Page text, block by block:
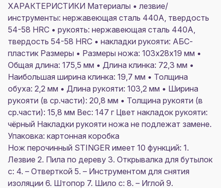
ХАРАКТЕРИСТИКИ Материалы • лезвие/
инструменты: нержавеющая сталь 440A, твердость
54-58 HRC • рукоять: нержавеющая сталь 440A,
твердость 54-58 HRC • накладки рукояти: АБС-
пластик Размеры • Размеры ножа: 103х28х19 мм •
Общая длина: 175,5 мм • Длина клинка: 72,3 мм •
Наибольшая ширина клинка: 19,7 мм • Толщина
обуха: 2,2 мм • Длина рукояти: 103,2 мм • Ширина
рукояти (в ср.части): 20,8 мм • Толщина рукояти (в
ср.части): 15,8 мм Вес: 147 г Цвет накладок рукояти:
чёрный Накладки рукояти ножа не подлежат замене.
Упаковка: картонная коробка
Нож перочинный STINGER имеет 10 функций: 1.
Лезвие 2. Пила по дереву 3. Открывалка для бутылок
с: 4. – Отверткой 5. – Инструментом для снятия
изоляции 6. Штопор 7. Шило с: 8. – Иглой 9.